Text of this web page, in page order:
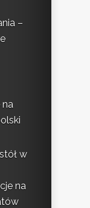
–
na
w
na